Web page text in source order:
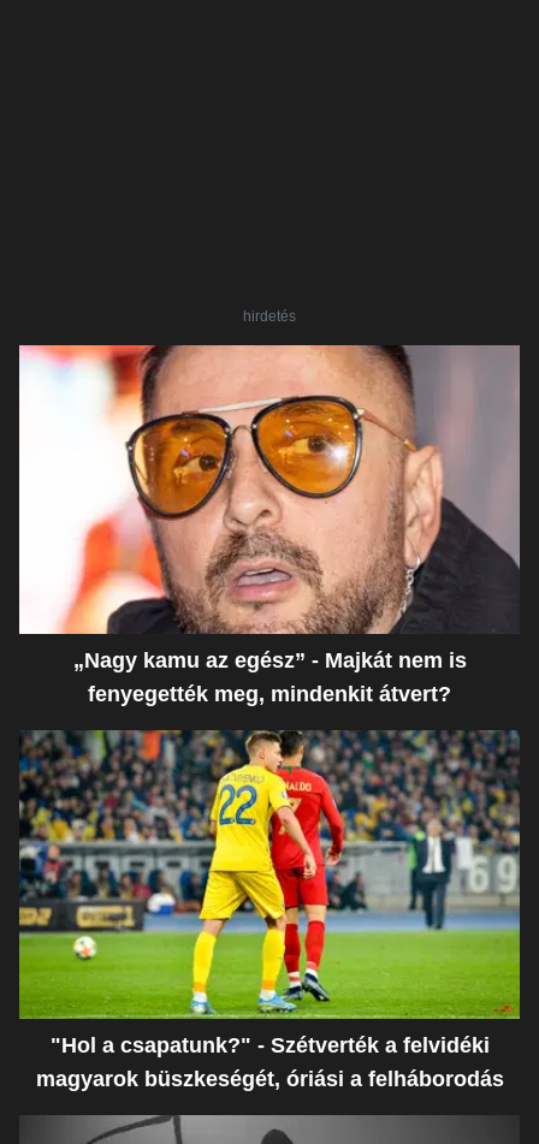
hirdetés
„Nagy kamu az egész” - Majkát nem is
fenyegették meg, mindenkit átvert?
"Hol a csapatunk?" - Szétverték a felvidéki
magyarok büszkeségét, óriási a felháborodás